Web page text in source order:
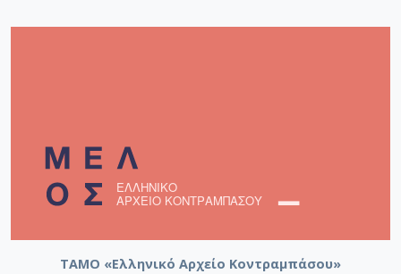
ΤΑΜΟ «Ελληνικό Αρχείο Κοντραμπάσου»